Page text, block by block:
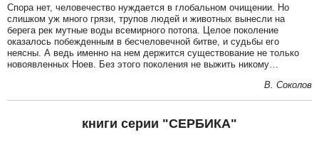
Спора нет, человечество нуждается в глобальном очищении. Но
слишком уж много грязи, трупов людей и животных вынесли на
берега рек мутные воды всемирного потопа. Целое поколение
оказалось побежденным в бесчеловечной битве, и судьбы его
неясны. А ведь именно на нем держится существование не только
новоявленных Ноев. Без этого поколения не выжить никому…
В. Соколов
книги серии "СЕРБИКА"